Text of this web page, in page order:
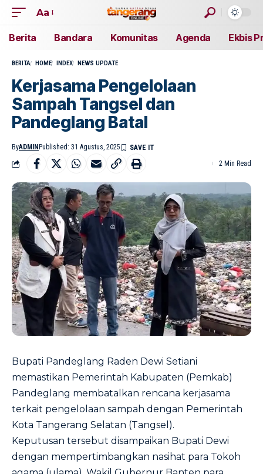
Aa
Berita Bandara Komunitas Agenda Ekbis
BERITA HOME INDEX NEWS UPDATE
Kerjasama Pengelolaan
Sampah Tangsel dan
Pandeglang Batal
ByADMIN Published: 31 Agustus, 2025
2 Min Read
Bupati Pandeglang Raden Dewi Setiani
memastikan Pemerintah Kabupaten (Pemkab)
Pandeglang membatalkan rencana kerjasama
terkait pengelolaan sampah dengan Pemerintah
Kota Tangerang Selatan (Tangsel).
Keputusan tersebut disampaikan Bupati Dewi
dengan mempertimbangkan nasihat para Tokoh